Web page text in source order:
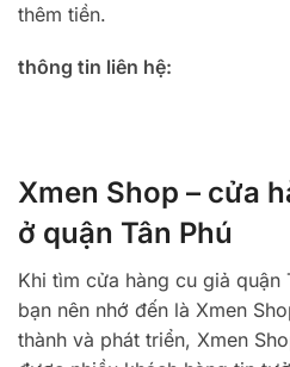
thêm tiền.
thông tin liên hệ:
Xmen Shop – cửa
ở quận Tân Phú
Khi tìm cửa hàng cu giả quận
bạn nên nhớ đến là Xmen
thành và phát triển, Xmen